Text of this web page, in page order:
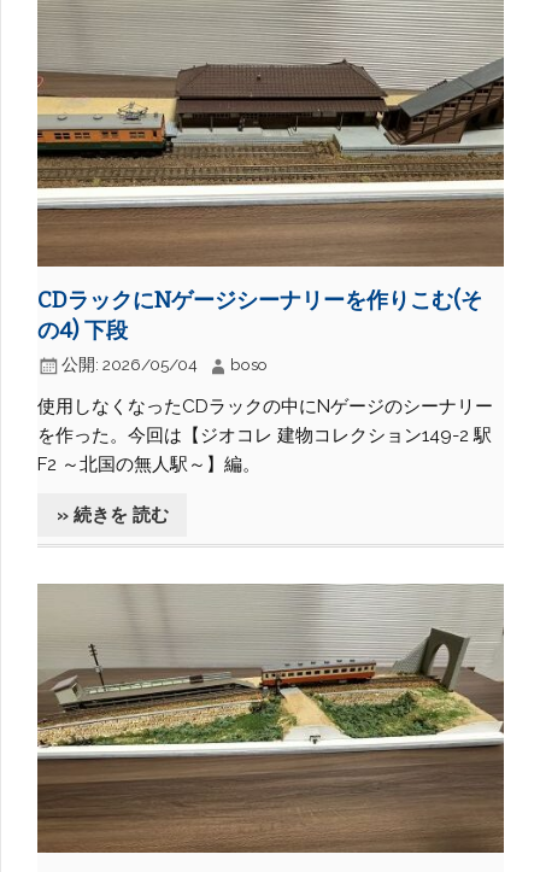
CDラックにNゲージシーナリーを作りこむ(そ
の4) 下段
公開: 2026/05/04 boso
使用しなくなったCDラックの中にNゲージのシーナリー
を作った。今回は【ジオコレ 建物コレクション149-2 駅
F2 ～北国の無人駅～】編。
» 続きを 読む